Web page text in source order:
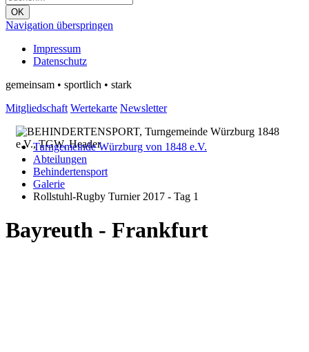
OK
Navigation überspringen
Impressum
Datenschutz
gemeinsam • sportlich • stark
Mitgliedschaft Wertekarte Newsletter
Turngemeinde Würzburg von 1848 e.V.
Abteilungen
Behindertensport
Galerie
Rollstuhl-Rugby Turnier 2017 - Tag 1
Bayreuth - Frankfurt